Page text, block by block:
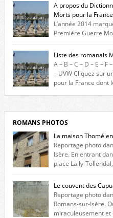
A propos du
Morts pour la
L’année 2014
Première Guerre
biographique veut rendre
France durant ce conflit. La base
constituée des noms gravés sur
l’Hôtel de Ville, du lycée du
Liste des romanais
A – B – C – D – E – F
– UVW Cliquez sur
pour la France dont
ROMANS PHOTOS
La maison Thomé
Reportage photo
Isère. En entrant
place Lally-
maison construite au XVIè siècle.
fenêtres jumelles à meneaux.
niche qui contient une statue de la
Le couvent des
Reportage photo
Romans-sur-Isère.
miraculeusement